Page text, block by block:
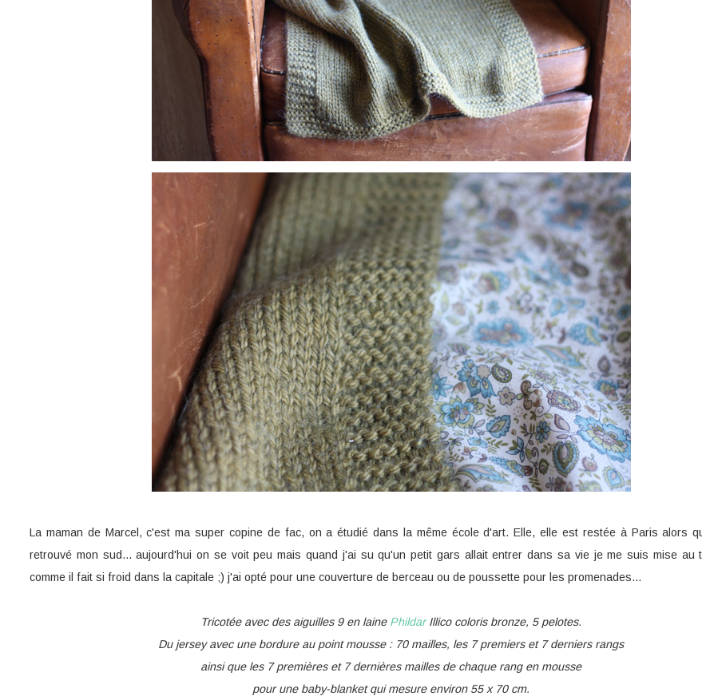
La maman de Marcel, c'est ma super copine de fac, on a étudié dans la même école d'art. Elle, elle est restée à Paris alors
retrouvé mon sud... aujourd'hui on se voit peu mais quand j'ai su qu'un petit gars allait entrer dans sa vie je me suis mise au
comme il fait si froid dans la capitale ;) j'ai opté pour une couverture de berceau ou de poussette pour les promenades...
Tricotée avec des aiguilles 9 en laine PhildarIllico coloris bronze, 5 pelotes.
Du jersey avec une bordure au point mousse : 70 mailles, les 7 premiers et 7 derniers rangs
ainsi que les 7 premières et 7 dernières mailles de chaque rang en mousse
pour une baby-blanket qui mesure environ 55 x 70 cm.